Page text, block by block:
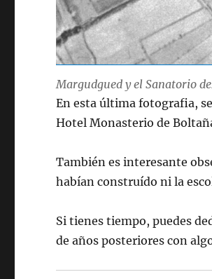
Margudgued y el Sanatorio
En esta última fotografia,
Hotel Monasterio de
También es interesante
habían construído ni la
Si tienes tiempo, puedes
de años posteriores con